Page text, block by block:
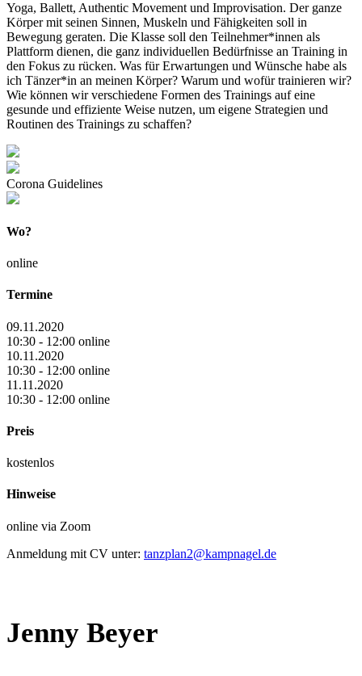
Yoga, Ballett, Authentic Movement und Improvisation. Der ganze
Körper mit seinen Sinnen, Muskeln und Fähigkeiten soll in
Bewegung geraten. Die Klasse soll den Teilnehmer*innen als
Plattform dienen, die ganz individuellen Bedürfnisse an Training in
den Fokus zu rücken. Was für Erwartungen und Wünsche habe als
ich Tänzer*in an meinen Körper? Warum und wofür trainieren wir?
Wie können wir verschiedene Formen des Trainings auf eine
gesunde und effiziente Weise nutzen, um eigene Strategien und
Routinen des Trainings zu schaffen?
Corona Guidelines
Wo?
online
Termine
09.11.2020
10:30 - 12:00 online
10.11.2020
10:30 - 12:00 online
11.11.2020
10:30 - 12:00 online
Preis
kostenlos
Hinweise
online via Zoom
Anmeldung mit CV unter: tanzplan2@kampnagel.de
Jenny Beyer